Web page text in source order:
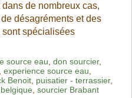
de nombreux cas,
désagréments et des
spécialisées
source eau don sourcier,
experience source eau
Benoit, puisatier - terrassier,
sourcier Brabant